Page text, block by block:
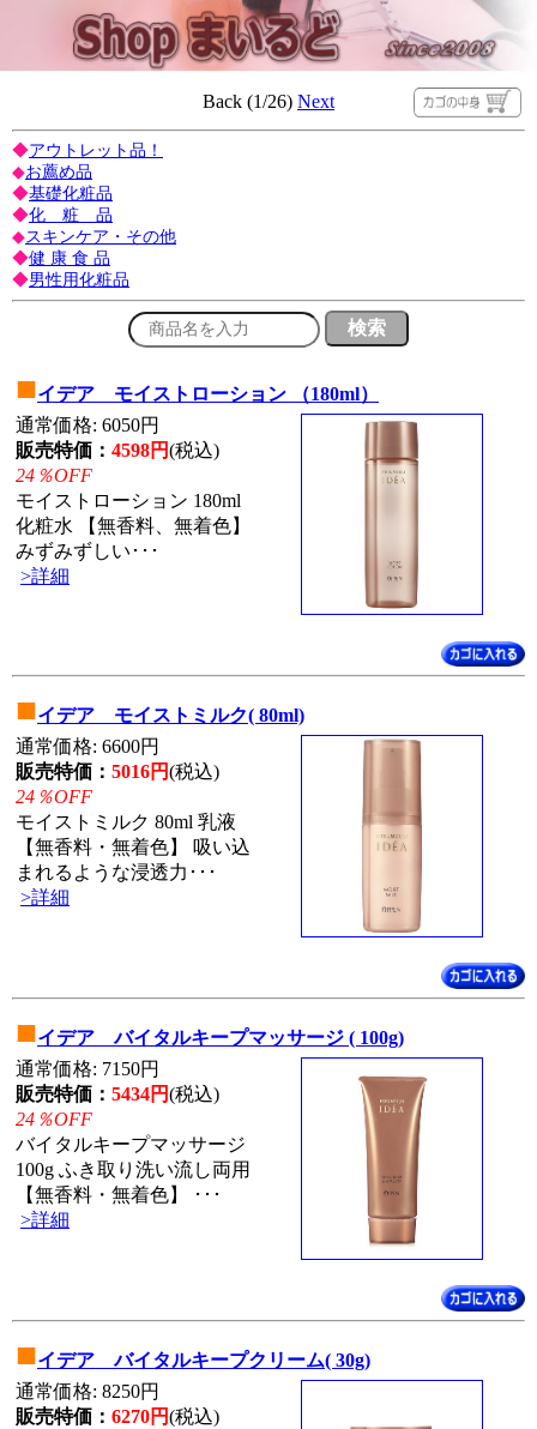
Back (1/26) Next
◆アウトレット品！
◆お薦め品
◆基礎化粧品
◆化 粧 品
◆スキンケア・その他
◆健 康 食 品
◆男性用化粧品
■イデア モイストローション （180ml）
通常価格: 6050円
販売特価： 4598円(税込)
24％OFF
モイストローション 180ml
化粧水 【無香料、無着色】
みずみずしい･･･
>詳細
■イデア モイストミルク( 80ml)
通常価格: 6600円
販売特価： 5016円(税込)
24％OFF
モイストミルク 80ml 乳液
【無香料・無着色】 吸い込
まれるような浸透力･･･
>詳細
■イデア バイタルキープマッサージ ( 100g)
通常価格: 7150円
販売特価： 5434円(税込)
24％OFF
バイタルキープマッサージ
100g ふき取り洗い流し両用
【無香料・無着色】 ･･･
>詳細
■イデア バイタルキープクリーム( 30g)
通常価格: 8250円
販売特価： 6270円(税込)